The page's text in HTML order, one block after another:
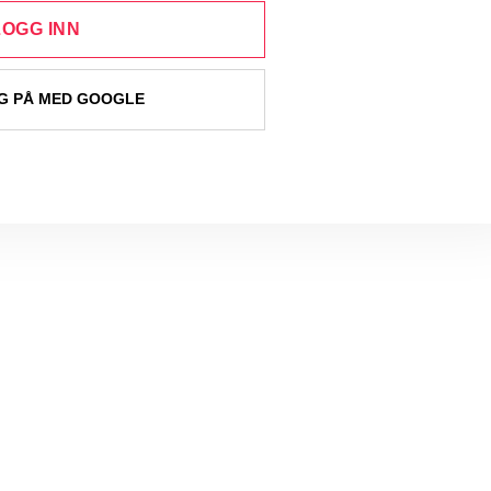
INN
PÅ MED GOOGLE